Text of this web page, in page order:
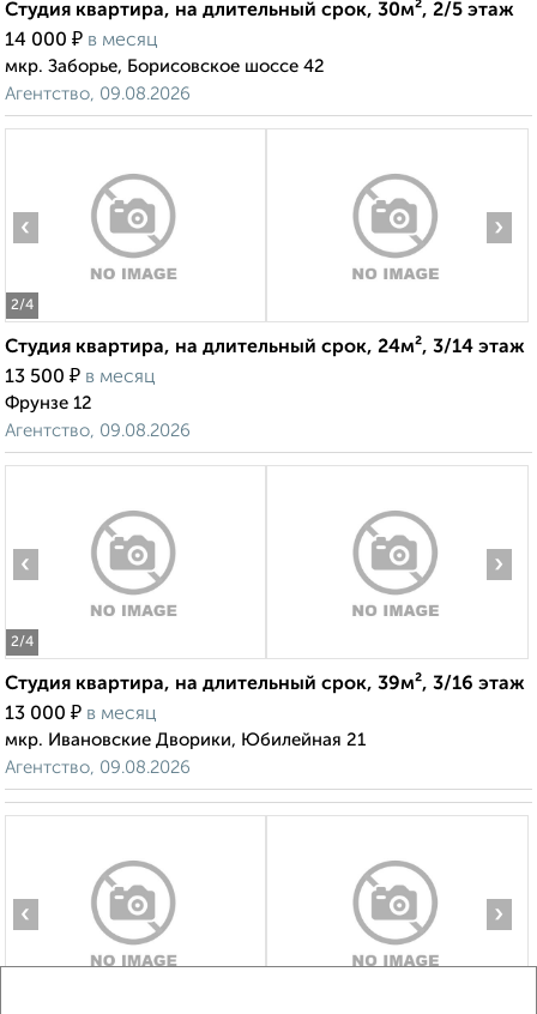
Студия квартира, на длительный срок, 30м², 2/5 этаж
14 000 ₽ в месяц
мкр. Заборье, Борисовское шоссе 42
Агентство, 09.08.2026
2/4
‹ ›
Студия квартира, на длительный срок, 24м², 3/14 этаж
13 500 ₽ в месяц
Фрунзе 12
Агентство, 09.08.2026
2/4
‹ ›
Студия квартира, на длительный срок, 39м², 3/16 этаж
13 000 ₽ в месяц
мкр. Ивановские Дворики, Юбилейная 21
Агентство, 09.08.2026
‹ ›